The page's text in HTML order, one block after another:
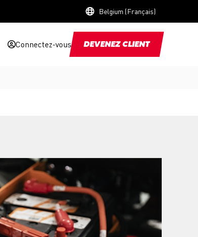
Belgium (Français)
Connectez-vous DEVENEZ CLIENT